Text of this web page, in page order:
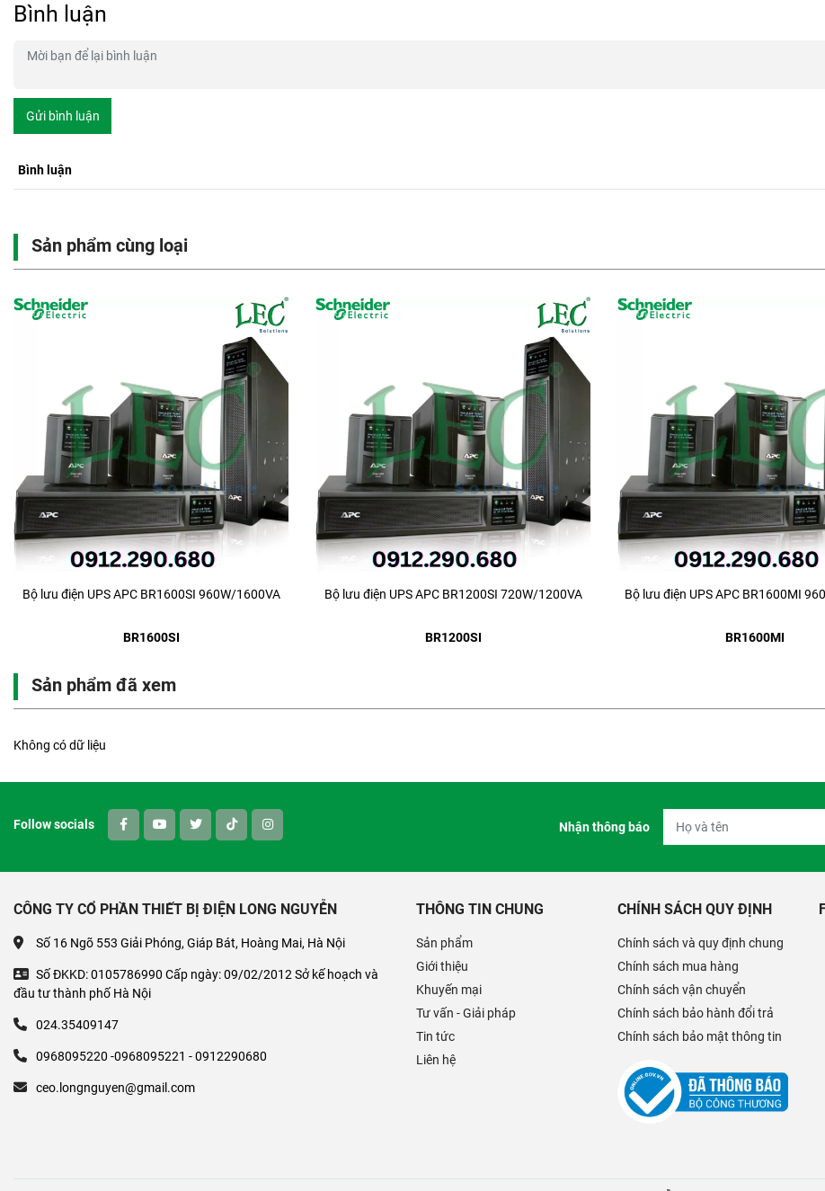
Bình luận
Gửi bình luận
Bình luận
Sản phẩm cùng loại
Bộ lưu điện UPS APC BR1600SI 960W/1600VA
BR1600SI
Bộ lưu điện UPS APC BR1200SI 720W/1200VA
BR1200SI
Bộ lưu điện UPS APC BR1600MI
BR1600MI
Sản phẩm đã xem
Không có dữ liệu
Follow socials Nhận thông báo
CÔNG TY CỔ PHẦN THIẾT BỊ ĐIỆN LONG NGUYỄN
Số 16 Ngõ 553 Giải Phóng, Giáp Bát, Hoàng Mai, Hà Nội
Số ĐKKD: 0105786990 Cấp ngày: 09/02/2012 Sở kế hoạch và
đầu tư thành phố Hà Nội
024.35409147
0968095220 -0968095221 - 0912290680
ceo.longnguyen@gmail.com
THÔNG TIN CHUNG
Sản phẩm
Giới thiệu
Khuyến mại
Tư vấn - Giải pháp
Tin tức
Liên hệ
CHÍNH SÁCH QUY ĐỊNH
Chính sách và quy định chung
Chính sách mua hàng
Chính sách vận chuyển
Chính sách bảo hành đổi trả
Chính sách bảo mật thông tin